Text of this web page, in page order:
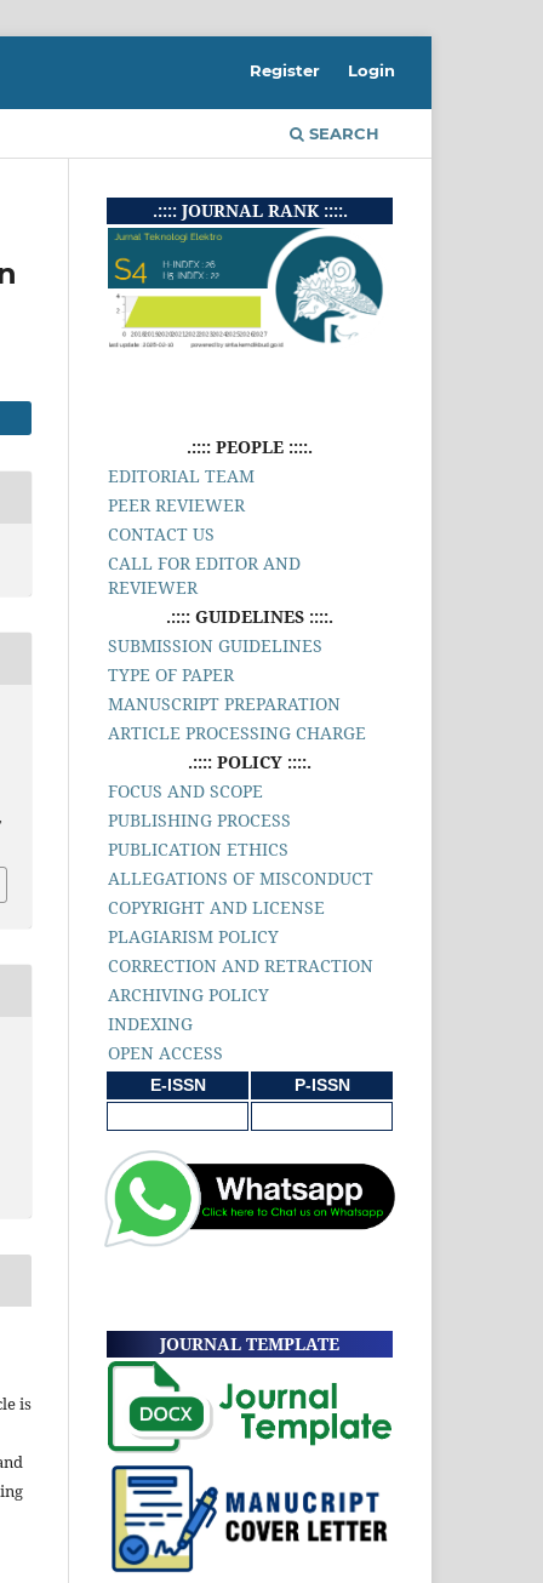
SEARCH
Register Login
is
.:::: JOURNAL RANK ::::.
.:::: PEOPLE ::::.
EDITORIAL TEAM
PEER REVIEWER
CONTACT US
CALL FOR EDITOR AND
REVIEWER
.:::: GUIDELINES ::::.
SUBMISSION GUIDELINES
TYPE OF PAPER
MANUSCRIPT PREPARATION
ARTICLE PROCESSING CHARGE
.:::: POLICY ::::.
FOCUS AND SCOPE
PUBLISHING PROCESS
PUBLICATION ETHICS
ALLEGATIONS OF MISCONDUCT
COPYRIGHT AND LICENSE
PLAGIARISM POLICY
CORRECTION AND RETRACTION
ARCHIVING POLICY
INDEXING
OPEN ACCESS
E-ISSN P-ISSN
JOURNAL TEMPLATE